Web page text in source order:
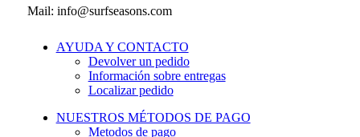
Mail: info@surfseasons.com
AYUDA Y CONTACTO
Devolver un pedido
Información sobre entregas
Localizar pedido
NUESTROS MÉTODOS DE PAGO
Metodos de pago